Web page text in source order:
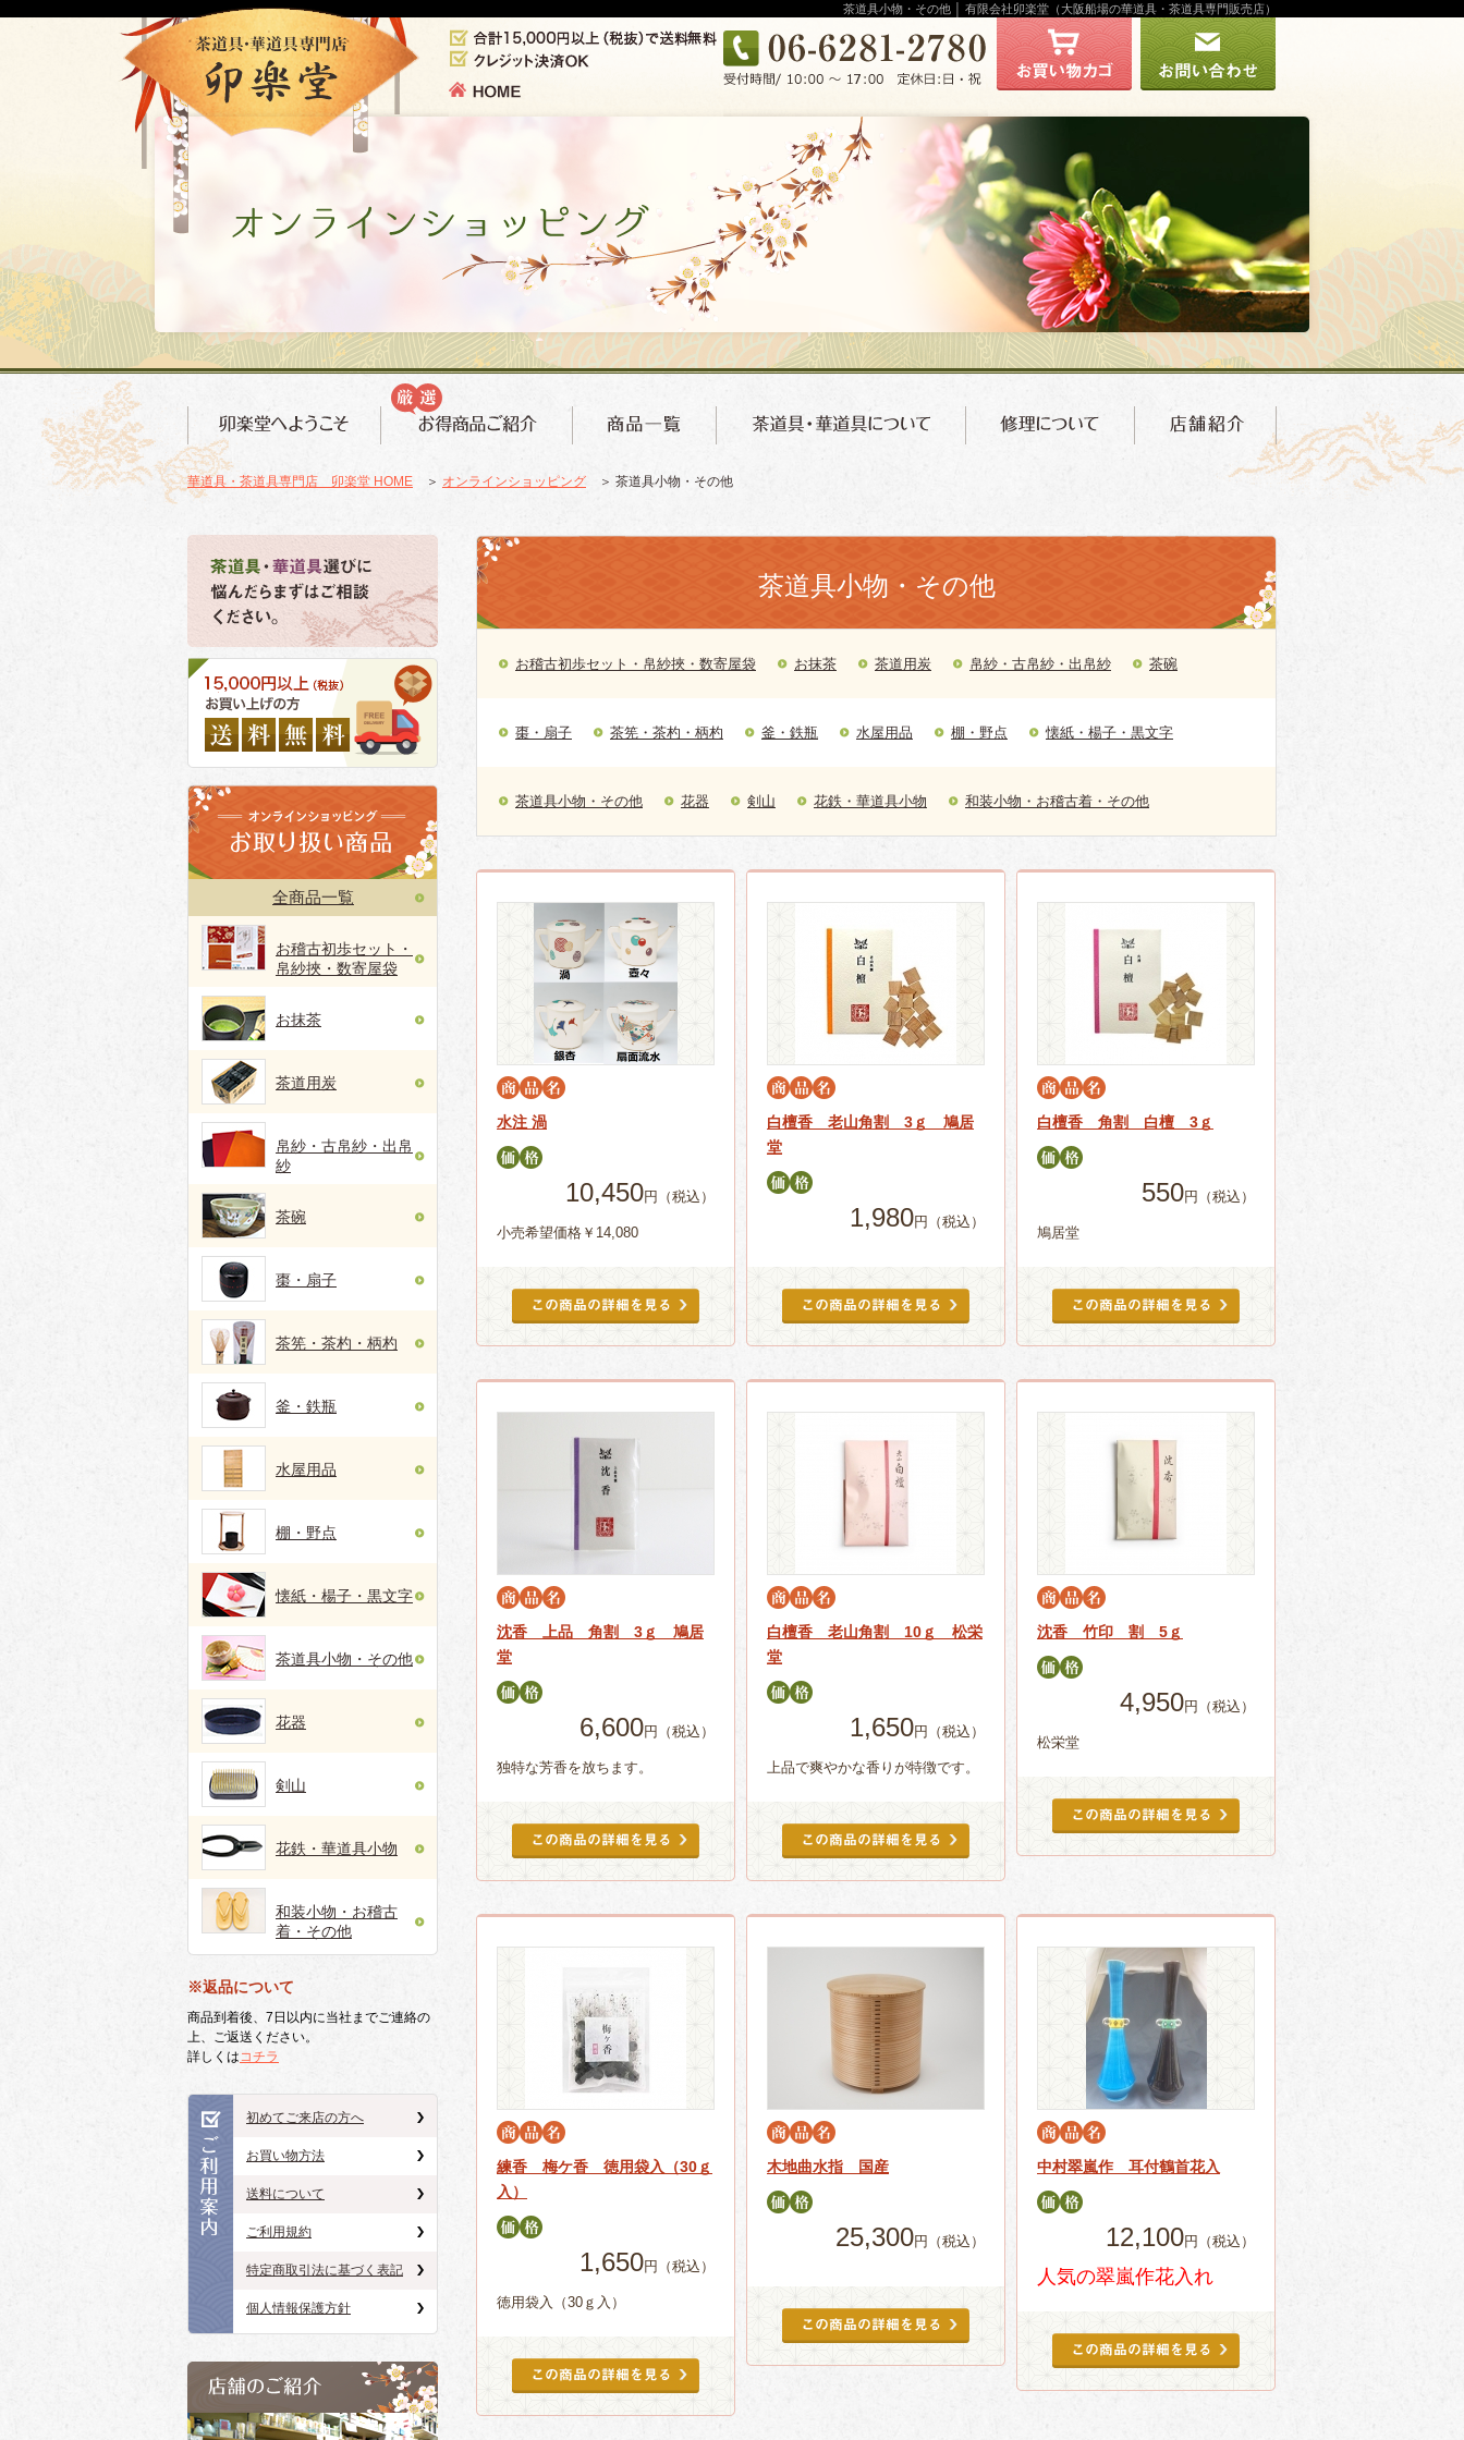
茶道具小物・その他 │ 有限会社卯楽堂（大阪船場の華道具・茶道具専門販売店）
華道具・茶道具専門店 卯楽堂 HOME ＞ オンラインショッピング ＞ 茶道具小物・その他
全商品一覧
お稽古初歩セット・
帛紗挾・数寄屋袋
お抹茶
茶道用炭
帛紗・古帛紗・出帛
紗
茶碗
棗・扇子
茶筅・茶杓・柄杓
釜・鉄瓶
水屋用品
棚・野点
懐紙・楊子・黒文字
茶道具小物・その他
花器
剣山
花鉄・華道具小物
和装小物・お稽古
着・その他
※返品について
商品到着後、7日以内に当社までご連絡の
上、ご返送ください。
詳しくはコチラ
初めてご来店の方へ
お買い物方法
送料について
ご利用規約
特定商取引法に基づく表記
個人情報保護方針
茶道具小物・その他
お稽古初歩セット・帛紗挾・数寄屋袋 お抹茶 茶道用炭 帛紗・古帛紗・出帛紗 茶碗
棗・扇子 茶筅・茶杓・柄杓 釜・鉄瓶 水屋用品 棚・野点 懐紙・楊子・黒文字
茶道具小物・その他 花器 剣山 花鉄・華道具小物 和装小物・お稽古着・その他
水注 渦
10,450円（税込）
小売希望価格￥14,080
白檀香 老山角割 3ｇ 鳩居
堂
1,980円（税込）
白檀香 角割 白檀 3ｇ
550円（税込）
鳩居堂
沈香 上品 角割 3ｇ 鳩居
堂
6,600円（税込）
独特な芳香を放ちます。
白檀香 老山角割 10ｇ 松栄
堂
1,650円（税込）
上品で爽やかな香りが特徴です。
沈香 竹印 割 5ｇ
4,950円（税込）
松栄堂
練香 梅ケ香 徳用袋入（30ｇ
入）
1,650円（税込）
徳用袋入（30ｇ入）
木地曲水指 国産
25,300円（税込）
中村翠嵐作 耳付鶴首花入
12,100円（税込）
人気の翠嵐作花入れ